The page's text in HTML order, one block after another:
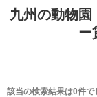
九州の動物
ー
該当の検索結果は0件で